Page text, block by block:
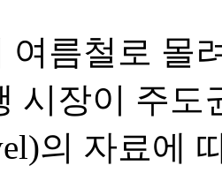
여름철로 몰
시장이 주도
의 자료에